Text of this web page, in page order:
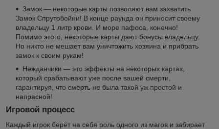
Замок — некоторые карты позволяют вам захватить
Замок Спрутобойни! В конце раунда он приносит своему
владельцу 1 литр крови. И море пафоса, конечно!
Помимо этого, некоторые карты дают бонусы владельцу.
Но никто не мешает вам уничтожить хозяина и прибрать
замок к своим рукам!
Нежданчики — это эффекты на некоторых картах,
который срабатывают уже после вашей смерти,
гарантируя, что смерть не была такой уж простой и
напрасной!
Игровой процесс
Каждый игрок берёт на себя роль одного из магов и забирает